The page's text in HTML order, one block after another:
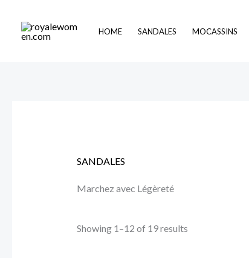
content
HOME SANDALES MOCASSINS
SANDALES
Marchez avec Légèreté
Showing 1–12 of 19 results